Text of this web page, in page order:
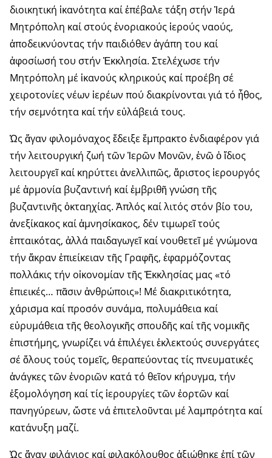
διοικητική ἱκανότητα καί ἐπέβαλε τάξη στήν Ἱερά
Μητρόπολη καί στούς ἐνοριακούς ἱερούς ναούς,
ἀποδεικνύοντας τήν παιδιόθεν ἀγάπη του καί
ἀφοσίωσή του στήν Ἐκκλησία. Στελέχωσε τήν
Μητρόπολη μέ ἱκανούς κληρικούς καί προέβη σέ
χειροτονίες νέων ἱερέων πού διακρίνονται γιά τό ἦθος,
τήν σεμνότητα καί τήν εὐλάβειά τους.
Ὡς ἄγαν φιλομόναχος ἔδειξε ἔμπρακτο ἐνδιαφέρον γιά
τήν λειτουργική ζωή τῶν Ἱερῶν Μονῶν, ἐνῶ ὁ ἴδιος
λειτουργεῖ καί κηρύττει ἀνελλιπῶς, ἄριστος ἱερουργός
μέ ἁρμονία βυζαντινή καί ἐμβριθῆ γνώση τῆς
βυζαντινῆς ὀκταηχίας. Ἁπλός καί λιτός στόν βίο του,
ἀνεξίκακος καί ἀμνησίκακος, δέν τιμωρεῖ τούς
ἐπταικότας, ἀλλά παιδαγωγεῖ καί νουθετεῖ μέ γνώμονα
τήν ἄκραν ἐπιείκειαν τῆς Γραφῆς, ἐφαρμόζοντας
πολλάκις τήν οἰκονομίαν τῆς Ἐκκλησίας μας «τό
ἐπιεικές… πᾶσιν ἀνθρώποις»! Μέ διακριτικότητα,
χάρισμα καί προσόν συνάμα, πολυμάθεια καί
εὐρυμάθεια τῆς θεολογικῆς σπουδῆς καί τῆς νομικῆς
ἐπιστήμης, γνωρίζει νά ἐπιλέγει ἐκλεκτούς συνεργάτες
σέ ὅλους τούς τομεῖς, θεραπεύοντας τίς πνευματικές
ἀνάγκες τῶν ἐνοριῶν κατά τό θεῖον κήρυγμα, τήν
ἐξομολόγηση καί τίς ἱερουργίες τῶν ἑορτῶν καί
πανηγύρεων, ὥστε νά ἐπιτελοῦνται μέ λαμπρότητα καί
κατάνυξη μαζί.
Ὡς ἄγαν φιλάγιος καί φιλακόλουθος ἀξιώθηκε ἐπί τῶν